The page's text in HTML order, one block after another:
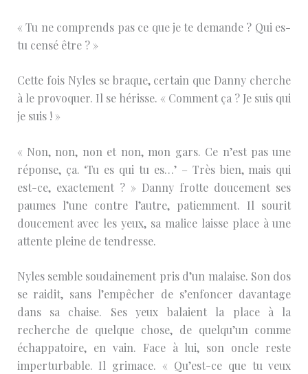
« Tu ne comprends pas ce que je te demande ? Qui es-
tu censé être ? »
Cette fois Nyles se braque, certain que Danny cherche
à le provoquer. Il se hérisse. « Comment ça ? Je suis qui
je suis ! »
« Non, non, non et non, mon gars. Ce n’est pas une
réponse, ça. ‘Tu es qui tu es…’ – Très bien, mais qui
est-ce, exactement ? » Danny frotte doucement ses
paumes l’une contre l’autre, patiemment. Il sourit
doucement avec les yeux, sa malice laisse place à une
attente pleine de tendresse.
Nyles semble soudainement pris d’un malaise. Son dos
se raidit, sans l’empêcher de s’enfoncer davantage
dans sa chaise. Ses yeux balaient la place à la
recherche de quelque chose, de quelqu’un comme
échappatoire, en vain. Face à lui, son oncle reste
imperturbable. Il grimace. « Qu’est-ce que tu veux